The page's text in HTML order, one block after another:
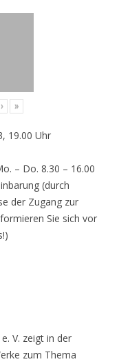
› »
19.00 Uhr
– Do. 8.30 – 16.00
(durch
der Zugang zur
Sie sich vor
V. zeigt in der
zum Thema